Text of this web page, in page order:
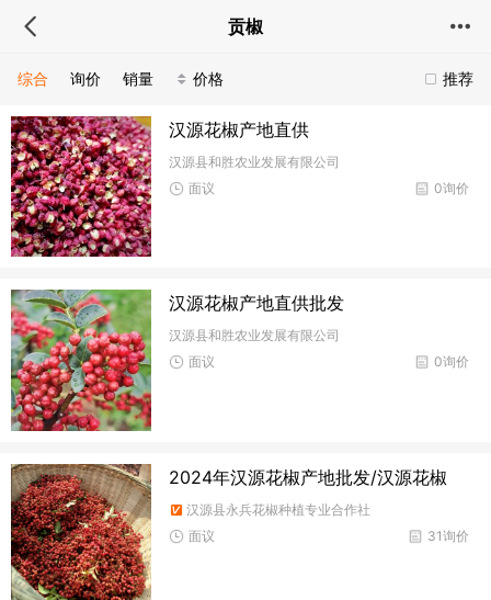
贡椒
推荐
综合 询价 销量 价格
汉源花椒产地直供
汉源县和胜农业发展有限公司
0询价
面议
汉源花椒产地直供批发
汉源县和胜农业发展有限公司
0询价
面议
2024年汉源花椒产地批发/汉源花椒
汉源县永兵花椒种植专业合作社
31询价
面议